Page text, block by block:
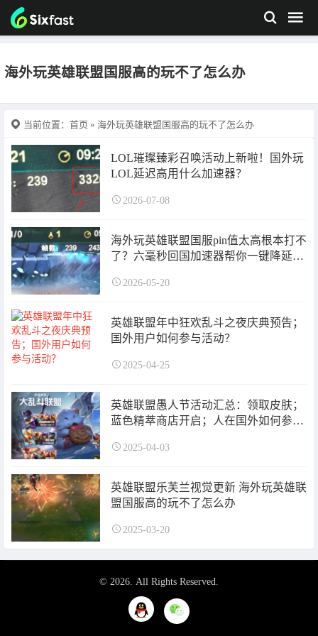
海外玩英雄联盟国服高的玩不了怎么办
当前位置： 首页 » 海外玩英雄联盟国服高的玩不了怎么办
LOL璀璨臻彩召唤活动上新啦！国外玩
LOL延迟高用什么加速器？
2026-07-08
海外玩英雄联盟国服pin值太高根本打不
了？六毫秒回国加速器帮你一键降延
2026-05-20
英雄联盟年中狂欢乱斗之夜庆典预告；
国外用户如何参与活动？
2025-04-25
英雄联盟愚人节活动汇总：领取皮肤；
蓝色精萃商店开启；人在国外如何参与
2025-04-03
英雄联盟乐芙兰视觉更新 海外玩英雄联
盟国服高的玩不了怎么办
2025-03-20
© 2026. All Rights Reserved.